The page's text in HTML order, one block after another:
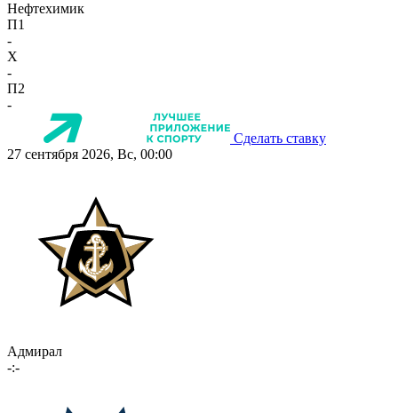
Нефтехимик
П1
-
X
-
П2
-
Сделать ставку
27 сентября 2026, Вс, 00:00
Адмирал
-:-